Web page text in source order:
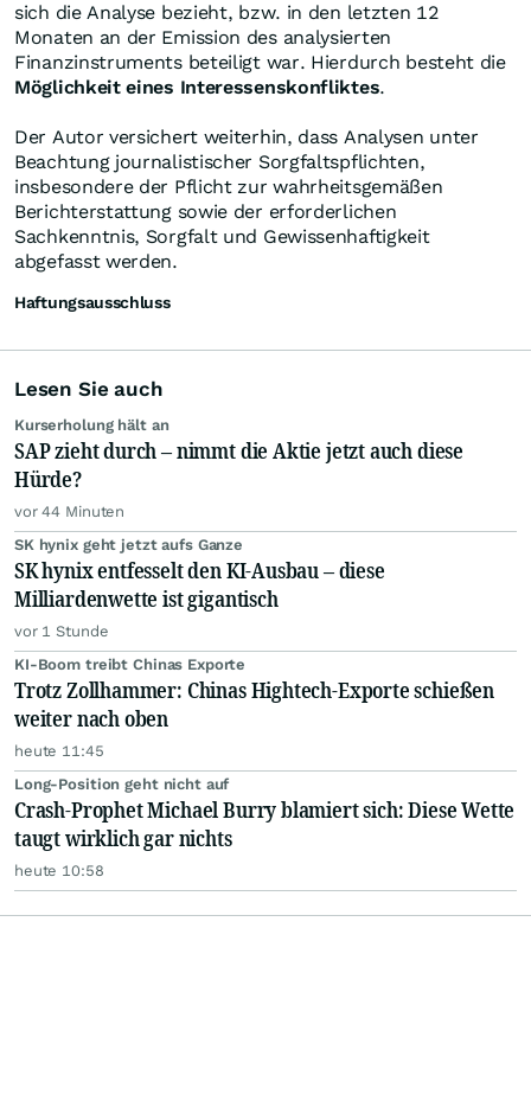
sich die Analyse bezieht, bzw. in den letzten 12
Monaten an der Emission des analysierten
Finanzinstruments beteiligt war. Hierdurch besteht die
Möglichkeit eines Interessenskonfliktes.
Der Autor versichert weiterhin, dass Analysen unter
Beachtung journalistischer Sorgfaltspflichten,
insbesondere der Pflicht zur wahrheitsgemäßen
Berichterstattung sowie der erforderlichen
Sachkenntnis, Sorgfalt und Gewissenhaftigkeit
abgefasst werden.
Haftungsausschluss
Lesen Sie auch
Kurserholung hält an
SAP zieht durch – nimmt die Aktie jetzt auch diese
Hürde?
vor 44 Minuten
SK hynix geht jetzt aufs Ganze
SK hynix entfesselt den KI-Ausbau – diese
Milliardenwette ist gigantisch
vor 1 Stunde
KI-Boom treibt Chinas Exporte
Trotz Zollhammer: Chinas Hightech-Exporte schießen
weiter nach oben
heute 11:45
Long-Position geht nicht auf
Crash-Prophet Michael Burry blamiert sich: Diese Wette
taugt wirklich gar nichts
heute 10:58